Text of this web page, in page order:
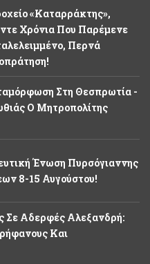
«Καταρράκτης»,
Χρόνια Που Παρέμενε
Περνά
Στη Θεσπρωτία -
Ο Μητροπολίτης
Ένωση Πυρσόγιαννης
8-15 Αυγούστου!
Σε Αδερφές Αλεξανδρή:
Και